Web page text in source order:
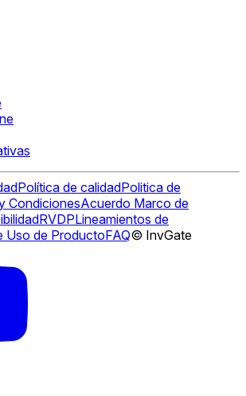
Política de calidadPolitica de
CondicionesAcuerdo Marco de
RVDPLineamientos de
Uso de ProductoFAQ© InvGate